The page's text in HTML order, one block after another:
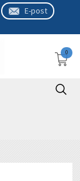
E-post
0